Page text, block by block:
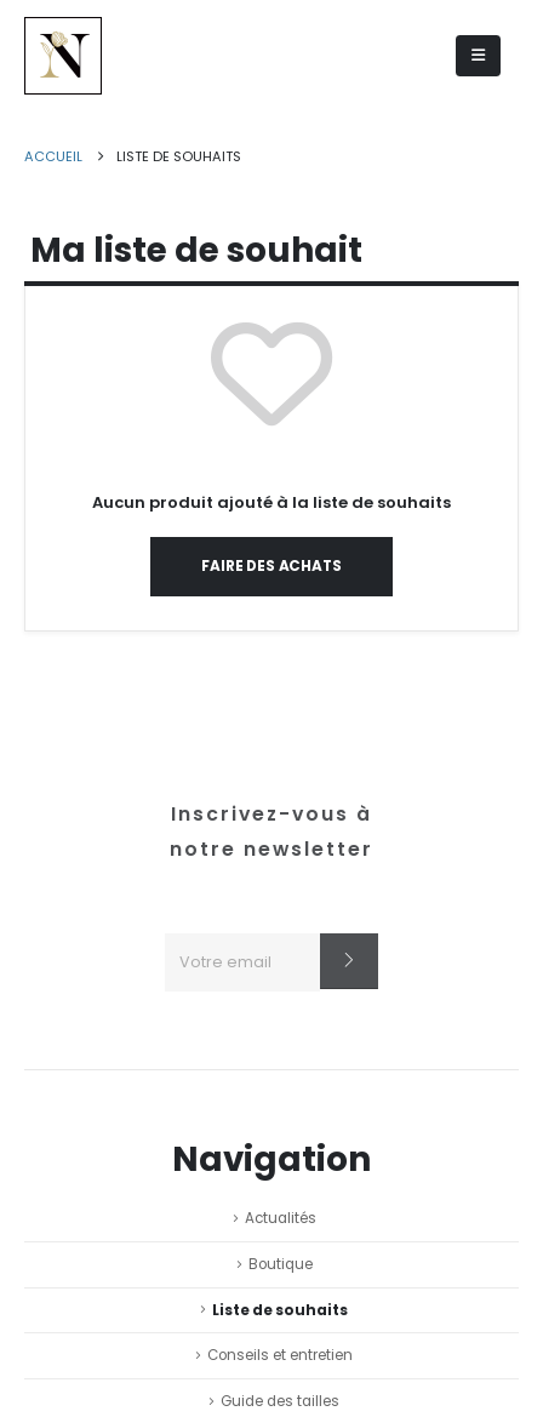
ACCUEIL LISTE DE SOUHAITS
Ma liste de souhait
Aucun produit ajouté à la liste de souhaits
FAIRE DES ACHATS
Inscrivez-vous à
notre newsletter
Navigation
Actualités
Boutique
Liste de souhaits
Conseils et entretien
Guide des tailles